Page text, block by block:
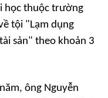
học thuộc trường
tội "Lạm dụng
sản" theo khoản 3
ông Nguyễn